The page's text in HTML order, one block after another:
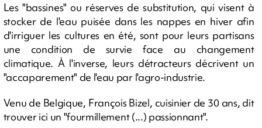
Les "bassines" ou réserves de substitution, qui visent à
stocker de l'eau puisée dans les nappes en hiver afin
d'irriguer les cultures en été, sont pour leurs partisans
une condition de survie face au changement
climatique. À l'inverse, leurs détracteurs décrivent un
"accaparement" de l'eau par l'agro-industrie.
Venu de Belgique, François Bizel, cuisinier de 30 ans, dit
trouver ici un "fourmillement (...) passionnant".